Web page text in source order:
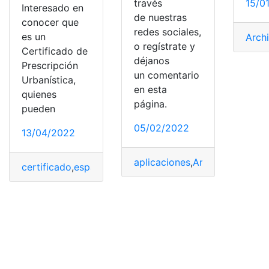
Interesado en
conocer que
es un
Certificado de
Prescripción
Urbanística,
quienes
pueden
13/04/2022
certificado,espacios Noticias,Solicitar,Urbanística
través
de nuestras
redes sociales,
o regístrate y
déjanos
un comentario
en esta
página.
05/02/2022
aplicaciones,Archivo
15/